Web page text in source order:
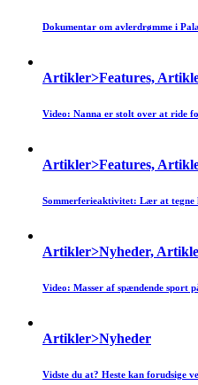
Dokumentar om avlerdrømme i
Artikler>Features,
Video: Nanna er stolt over at ride
Artikler>Features,
Sommerferieaktivitet: Lær at tegne
Artikler>Nyheder,
Video: Masser af spændende sport
Artikler>Nyheder
Vidste du at? Heste kan forudsige